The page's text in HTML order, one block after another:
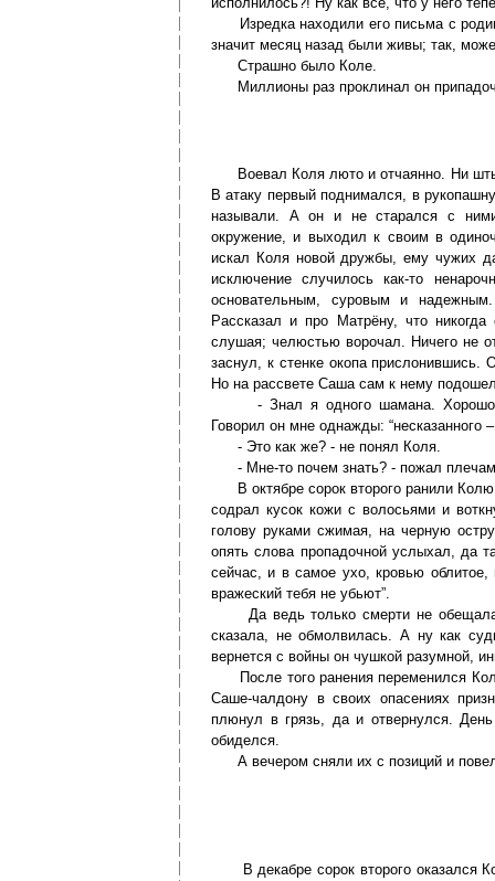
Изредка находили его письма с
значит месяц назад были живы; так,
Страшно было Коле.
Миллионы раз проклинал он
Воевал Коля люто и отчаянно. Ни
В атаку первый поднимался, в
называли. А он и не старался с
окружение, и выходил к своим в
искал Коля новой дружбы, ему чужих
исключение случилось как-то
основательным, суровым и
Рассказал и про Матрёну, что
слушая; челюстью ворочал. Ничего не
заснул, к стенке окопа
Но на рассвете Саша сам к нему
- Знал я одного шамана. Хорошо
Говорил он мне однажды: “несказанного
- Это как же? - не понял Коля.
- Мне-то почем знать? - пожал
В октябре сорок второго ранили Колю
содрал кусок кожи с волосьями и
голову руками сжимая, на черную
опять слова пропадочной услыхал, да
сейчас, и в самое ухо, кровью
вражеский тебя не убьют”.
Да ведь только смерти не обещала
сказала, не обмолвилась. А ну как
вернется с войны он чушкой разумной,
После того ранения переменился
Саше-чалдону в своих опасениях
плюнул в грязь, да и отвернулся.
обиделся.
А вечером сняли их с позиций и
В декабре сорок второго оказался